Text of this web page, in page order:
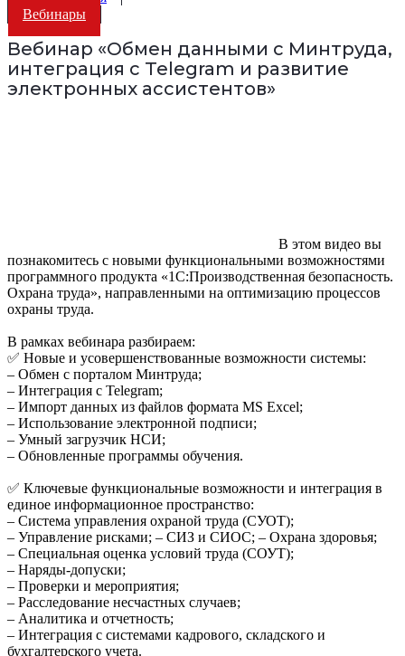
Вебинары
Вебинар «Обмен данными с Минтруда,
интеграция с Telegram и развитие
электронных ассистентов»
В этом видео вы
познакомитесь с новыми функциональными возможностями
программного продукта «1С:Производственная безопасность.
Охрана труда», направленными на оптимизацию процессов
охраны труда.
В рамках вебинара разбираем:
✅ Новые и усовершенствованные возможности системы:
– Обмен с порталом Минтруда;
– Интеграция с Telegram;
– Импорт данных из файлов формата MS Excel;
– Использование электронной подписи;
– Умный загрузчик НСИ;
– Обновленные программы обучения.
✅ Ключевые функциональные возможности и интеграция в
единое информационное пространство:
– Система управления охраной труда (СУОТ);
– Управление рисками; – СИЗ и СИОС; – Охрана здоровья;
– Специальная оценка условий труда (СОУТ);
– Наряды-допуски;
– Проверки и мероприятия;
– Расследование несчастных случаев;
– Аналитика и отчетность;
– Интеграция с системами кадрового, складского и
бухгалтерского учета.